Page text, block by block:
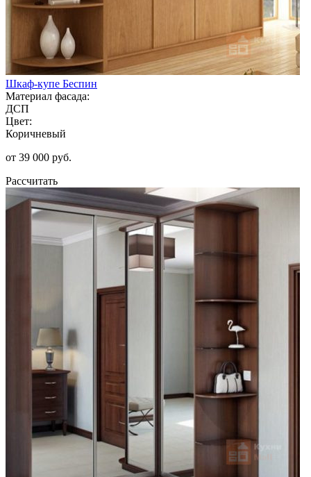
Шкаф-купе Беспин
Материал фасада:
ДСП
Цвет:
Коричневый
от 39 000 руб.
Рассчитать